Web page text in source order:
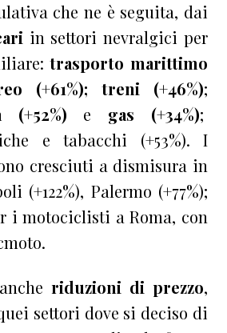
che ne è seguita, dai
in settori nevralgici per
trasporto marittimo
(+61%); treni (+46%);
(+52%) e gas (+34%);
e tabacchi (+53%). I
cresciuti a dismisura in
(+122%), Palermo (+77%);
i motociclisti a Roma, con
riduzioni di prezzo,
settori dove si deciso di